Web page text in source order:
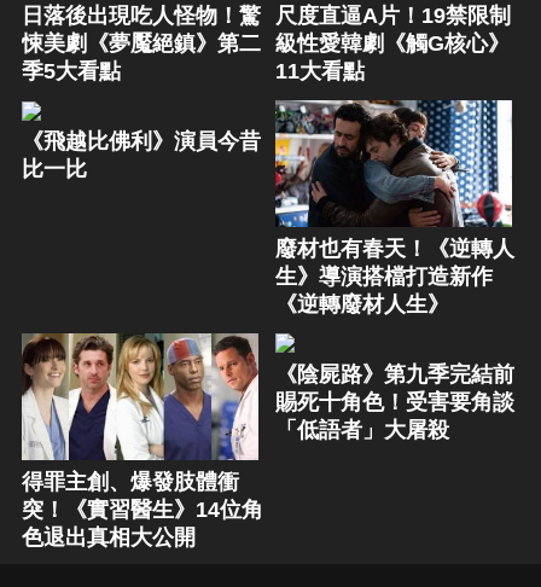
日落後出現吃人怪物！驚
悚美劇《夢魘絕鎮》第二
季5大看點
尺度直逼A片！19禁限制
級性愛韓劇《觸G核心》
11大看點
《飛越比佛利》演員今昔
比一比
廢材也有春天！《逆轉人
生》導演搭檔打造新作
《逆轉廢材人生》
得罪主創、爆發肢體衝
突！《實習醫生》14位角
色退出真相大公開
《陰屍路》第九季完結前
賜死十角色！受害要角談
「低語者」大屠殺